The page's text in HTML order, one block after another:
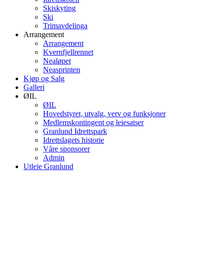
Skiskyting
Ski
Trimavdelinga
Arrangement
Arrangement
Kvernfjellrennet
Nealøpet
Neasprinten
Kjøp og Salg
Galleri
ØIL
ØIL
Hovedstyret, utvalg, verv og funksjoner
Medlemskontingent og leiesatser
Granlund Idrettspark
Idrettslagets historie
Våre sponsorer
Admin
Utleie Granlund